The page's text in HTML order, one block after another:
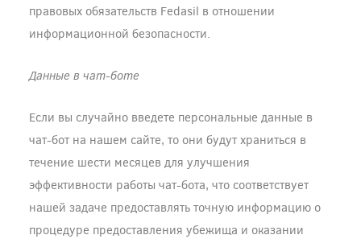
правовых обязательств Fedasil в отношении
информационной безопасности.
Данные в чат-боте
Если вы случайно введете персональные данные в
чат-бот на нашем сайте, то они будут храниться в
течение шести месяцев для улучшения
эффективности работы чат-бота, что соответствует
нашей задаче предоставлять точную информацию о
процедуре предоставления убежища и оказании